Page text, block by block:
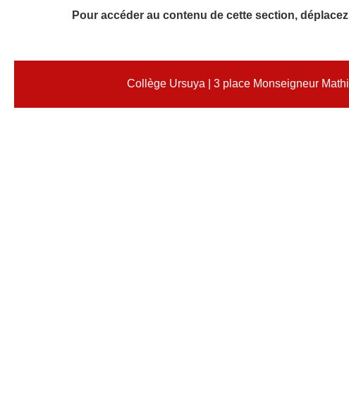
Pour accéder au contenu de cette section,
Collège Ursuya | 3 place Monseigneur